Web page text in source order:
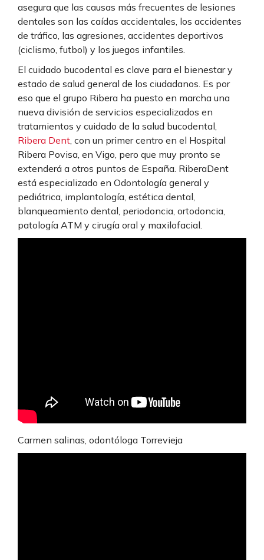
asegura que las causas más frecuentes de lesiones
dentales son las caídas accidentales, los accidentes
de tráfico, las agresiones, accidentes deportivos
(ciclismo, futbol) y los juegos infantiles.
El cuidado bucodental es clave para el bienestar y
estado de salud general de los ciudadanos. Es por
eso que el grupo Ribera ha puesto en marcha una
nueva división de servicios especializados en
tratamientos y cuidado de la salud bucodental,
Ribera Dent, con un primer centro en el Hospital
Ribera Povisa, en Vigo, pero que muy pronto se
extenderá a otros puntos de España. RiberaDent
está especializado en Odontología general y
pediátrica, implantología, estética dental,
blanqueamiento dental, periodoncia, ortodoncia,
patología ATM y cirugía oral y maxilofacial.
Carmen salinas, odontóloga Torrevieja